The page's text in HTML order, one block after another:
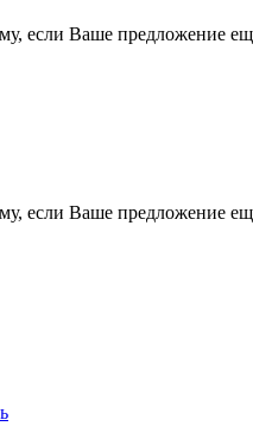
если Ваше предложение
если Ваше предложение